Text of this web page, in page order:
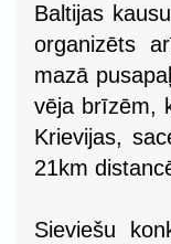
Baltijas
organizēts
mazā
vēja brīzēm,
Krievijas,
21km
Sieviešu